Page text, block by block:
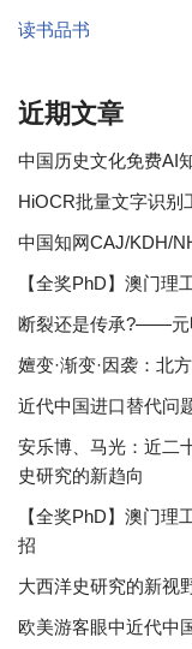
读书品书
近期文章
中国历史文化免费AI
HiOCR批量文字识别
中国知网CAJ/KDH/
【全奖PhD】澳门
断裂还是传承?——元
嬗变·渐变·因袭：北
近代中国进口替代
安乐博、马光：近二
史研究的新趋向
【全奖PhD】澳门
招
大西洋史研究的新视
欧美游客眼中近代中